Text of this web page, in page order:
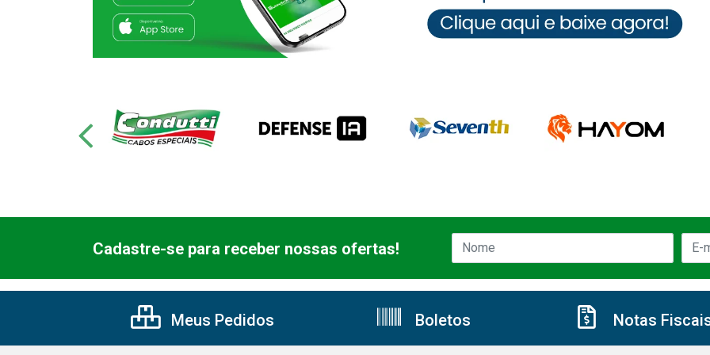
Cadastre-se para receber nossas ofertas!
Meus Pedidos Boletos Notas